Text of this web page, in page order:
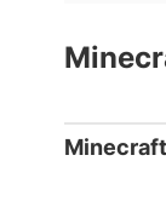
Minecraft